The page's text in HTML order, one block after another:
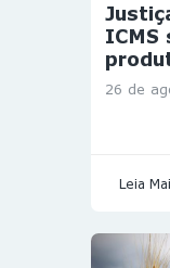
ICMS
26 de
Leia